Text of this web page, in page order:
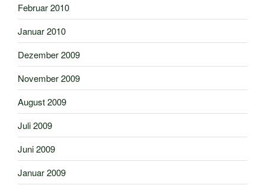
Februar 2010
Januar 2010
Dezember 2009
November 2009
August 2009
Juli 2009
Juni 2009
Januar 2009